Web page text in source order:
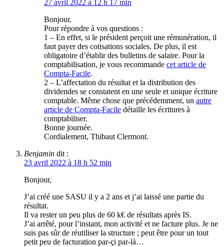
27 avril 2022 à 12 h 17 min
Bonjour,
Pour répondre à vos questions :
1 – En effet, si le président perçoit une rémunération, il
faut payer des cotisations sociales. De plus, il est
obligatoire d’établir des bulletins de salaire. Pour la
comptabilisation, je vous recommande cet article de
Compta-Facile.
2 – L’affectation du résultat et la distribution des
dividendes se constatent en une seule et unique écriture
comptable. Même chose que précédemment, un autre
article de Compta-Facile détaille les écritures à
comptabiliser.
Bonne journée.
Cordialement, Thibaut Clermont.
Benjamin dit :
23 avril 2022 à 18 h 52 min
Bonjour,
J’ai créé une SASU il y a 2 ans et j’ai laissé une partie du
résultat.
Il va rester un peu plus de 60 k€ de résultats après IS.
J’ai arrêté, pour l’instant, mon activité et ne facture plus. Je ne
suis pas sûr de réutiliser la structure ; peut être pour un tout
petit peu de facturation par-çi par-là…